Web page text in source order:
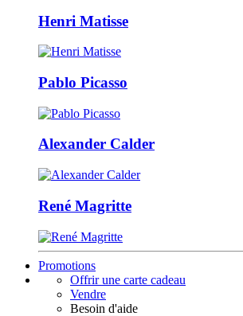
Henri Matisse
Pablo Picasso
Alexander Calder
René Magritte
Promotions
Offrir une carte cadeau
Vendre
Besoin d'aide